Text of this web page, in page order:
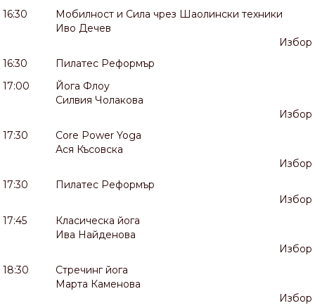
16:30
Мобилност и Сила чрез Шаолински техники
Иво Дечев
Избор
16:30
Пилатес Реформър
17:00
Йога Флоу
Силвия Чолакова
Избор
17:30
Core Power Yoga
Ася Късовска
Избор
17:30
Пилатес Реформър
Избор
17:45
Класическа йога
Ива Найденова
Избор
18:30
Стречинг йога
Марта Каменова
Избор